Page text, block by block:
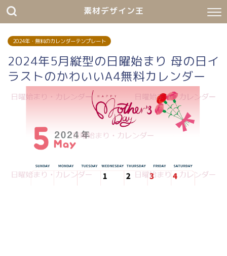
素材デザイン王
2024年・無料のカレンダーテンプレート
2024年5月縦型の日曜始まり 母の日イ
ラストのかわいいA4無料カレンダー